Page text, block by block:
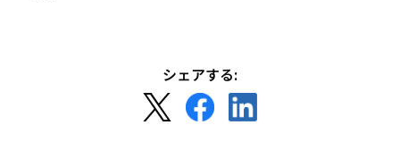
シェアする:
し
新
し